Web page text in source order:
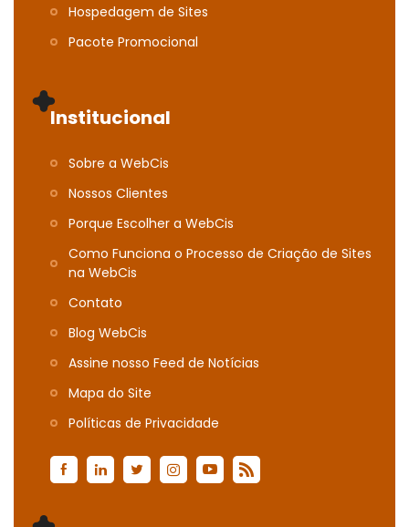
Hospedagem de Sites
Pacote Promocional
Institucional
Sobre a WebCis
Nossos Clientes
Porque Escolher a WebCis
Como Funciona o Processo de Criação de Sites
na WebCis
Contato
Blog WebCis
Assine nosso Feed de Notícias
Mapa do Site
Polí­ticas de Privacidade